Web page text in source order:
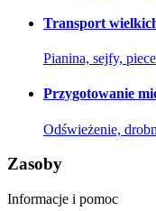
Transport
Pianina, sejfy,
Przygotowanie
Odświeżenie,
Zasoby
Informacje i pomoc